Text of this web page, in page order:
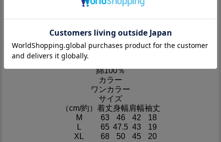
肌触りがとても良く気心地VERY ＧＯＯＤ!!
綿100％
カラー
ワンカラー
サイズ
（cm/約） 着丈身幅肩幅袖丈
M
63 46 42
18
L
65 47.5 43
19
XL
68 50 45 20